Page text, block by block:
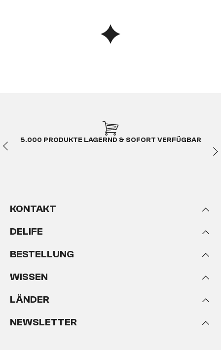
5.000 PRODUKTE LAGERND & SOFORT VERFÜGBAR
KONTAKT
DELIFE
BESTELLUNG
WISSEN
LÄNDER
NEWSLETTER